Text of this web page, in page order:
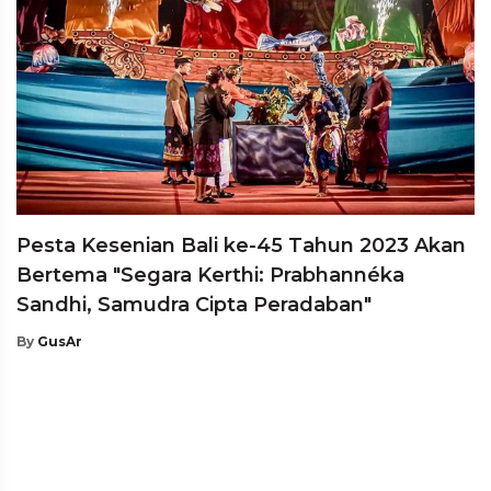
Pesta Kesenian Bali ke-45 Tahun 2023 Akan
Bertema "Segara Kerthi: Prabhannéka
Sandhi, Samudra Cipta Peradaban"
By GusAr